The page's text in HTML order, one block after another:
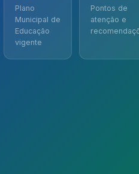
Plano
Municipal de
Educação
vigente
Pontos de
atenção e